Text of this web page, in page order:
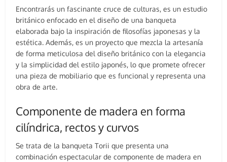
Encontrarás un fascinante cruce de culturas, es un estudio
británico enfocado en el diseño de una banqueta
elaborada bajo la inspiración de filosofías japonesas y la
estética. Además, es un proyecto que mezcla la artesanía
de forma meticulosa del diseño británico con la elegancia
y la simplicidad del estilo japonés, lo que promete ofrecer
una pieza de mobiliario que es funcional y representa una
obra de arte.
Componente de madera en forma
cilíndrica, rectos y curvos
Se trata de la banqueta Torii que presenta una
combinación espectacular de componente de madera en